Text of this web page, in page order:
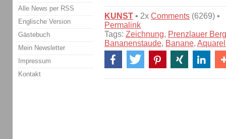
KUNST • 2x Comments (6269) •
Permalink
Tags: Zeichnung, Prenzlauer Berg
Bananenstaude, Banane,
Alle News per RSS
Englische Version
Gästebuch
Mein Newsletter
Impressum
Kontakt